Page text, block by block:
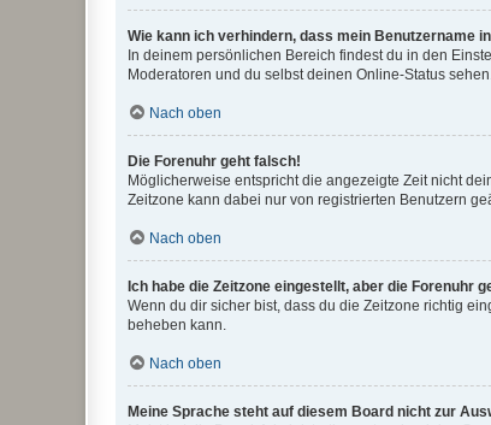
Wie kann ich verhindern, dass mein Benutzername
In deinem persönlichen Bereich findest du in den
Moderatoren und du selbst deinen Online-Status
Nach oben
Die Forenuhr geht falsch!
Möglicherweise entspricht die angezeigte Zeit nicht
Zeitzone kann dabei nur von registrierten Benutzern
Nach oben
Ich habe die Zeitzone eingestellt, aber die Forenuhr
Wenn du dir sicher bist, dass du die Zeitzone richtig
beheben kann.
Nach oben
Meine Sprache steht auf diesem Board nicht zur